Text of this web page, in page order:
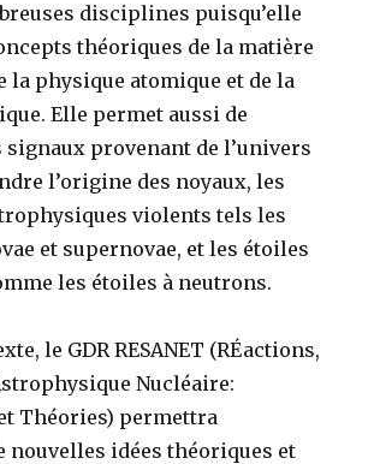
disciplines puisqu’elle
théoriques de la matière
la physique atomique et de la
Elle permet aussi de
provenant de l’univers
l’origine des noyaux, les
violents tels les
et supernovae, et les étoiles
les étoiles à neutrons.
le GDR RESANET (RÉactions,
Nucléaire:
Théories) permettra
nouvelles idées théoriques et